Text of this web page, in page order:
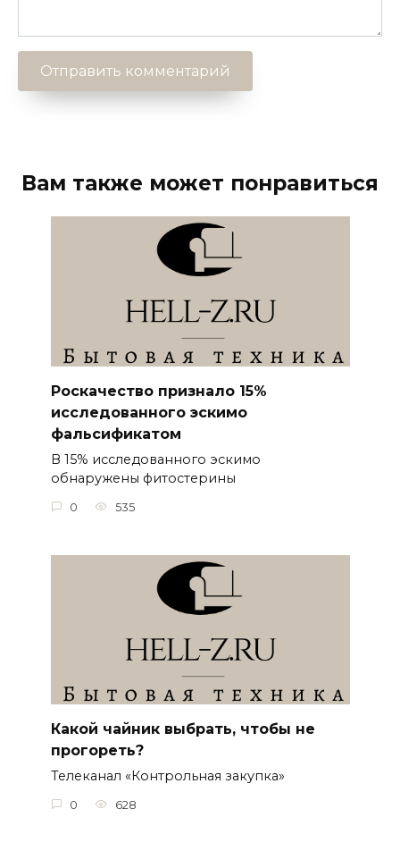
Вам также может понравиться
Роскачество признало 15%
исследованного эскимо
фальсификатом
В 15% исследованного эскимо
обнаружены фитостерины
0 535
Какой чайник выбрать, чтобы не
прогореть?
Телеканал «Контрольная закупка»
0 628